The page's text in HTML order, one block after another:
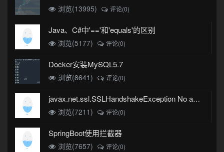
浏览(13995)
评论(0)
Java、C#中'=='和'equals'的区别
浏览(5177) 评论(0)
Docker安装MySQL5.7
浏览(8641) 评论(0)
javax.net.ssl.SSLHandshakeException No appropriate protocol (protocol is disabled or cipher suites are inappropriate)错误
浏览(7211)
评论(0)
SpringBoot使用拦截器
浏览(7657) 评论(0)